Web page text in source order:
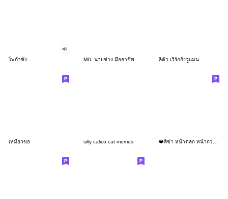
โพก้าซัง MD: นายช่าง มืออาชีพ ลิต้า เวิร์กกิ้งวูแมน
เหมียวขอ silly calico cat memes